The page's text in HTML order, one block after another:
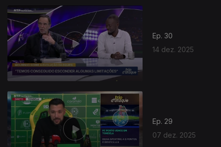
Ep. 30
14 dez. 2025
Ep. 29
07 dez. 2025